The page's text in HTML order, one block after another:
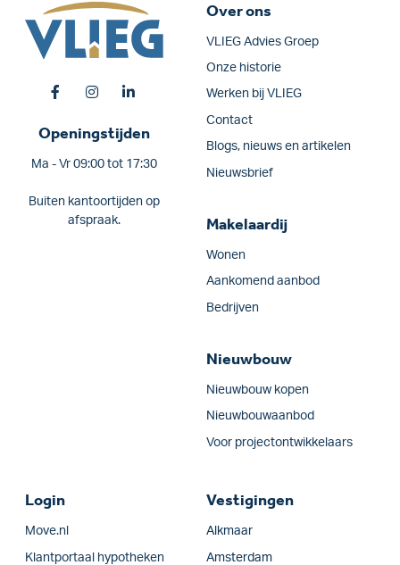
Openingstijden
Ma - Vr 09:00 tot 17:30
Buiten kantoortijden op
afspraak.
Over ons
VLIEG Advies Groep
Onze historie
Werken bij VLIEG
Contact
Blogs, nieuws en artikelen
Nieuwsbrief
Makelaardij
Wonen
Aankomend aanbod
Bedrijven
Nieuwbouw
Nieuwbouw kopen
Nieuwbouwaanbod
Voor projectontwikkelaars
Login
Move.nl
Klantportaal hypotheken
Vestigingen
Alkmaar
Amsterdam